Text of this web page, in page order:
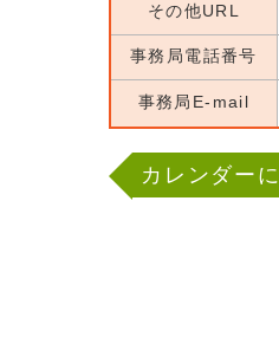
その他URL
事務局電話番号
事務局E-mail
カレンダー